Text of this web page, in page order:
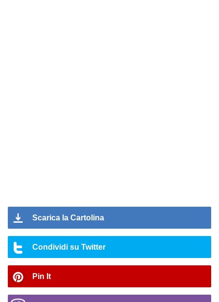
Scarica la Cartolina
Condividi su Twitter
Pin It